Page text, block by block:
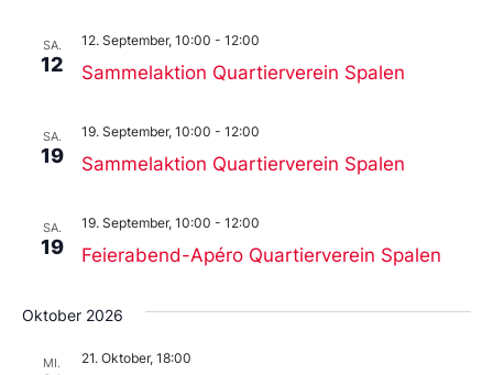
SA.
12 Sammelaktion Quartierverein Spalen
12. September, 10:00 - 12:00
SA.
19 Sammelaktion Quartierverein Spalen
19. September, 10:00 - 12:00
SA.
19 Feierabend-Apéro Quartierverein Spalen
19. September, 10:00 - 12:00
Oktober 2026
MI. 21. Oktober, 18:00